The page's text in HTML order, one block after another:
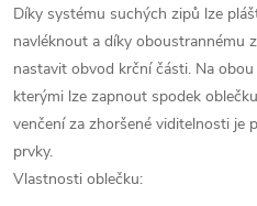
Díky systému suchých zipů lze
navléknout a díky oboustrannému
nastavit obvod krční části. Na
kterými lze zapnout spodek
venčení za zhoršené viditelnosti je
prvky.
Vlastnosti oblečku: